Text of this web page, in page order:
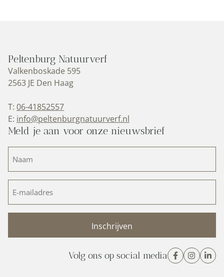
Peltenburg Natuurverf
Valkenboskade 595
2563 JE Den Haag
T: 06-41852557
E: info@peltenburgnatuurverf.nl
Meld je aan voor onze nieuwsbrief
(Vereist)
mailadres
Volg ons op social media